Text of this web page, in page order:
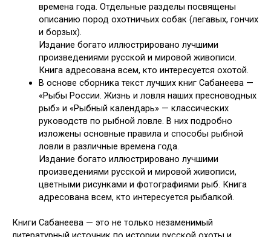
времена года. Отдельные разделы посвящены
описанию пород охотничьих собак (легавых, гончих
и борзых).
Издание богато иллюстрировано лучшими
произведениями русской и мировой живописи.
Книга адресована всем, кто интересуется охотой.
В основе сборника текст лучших книг Сабанеева —
«Рыбы России. Жизнь и ловля наших пресноводных
рыб» и «Рыбный календарь» — классических
руководств по рыбной ловле. В них подробно
изложены основные правила и способы рыбной
ловли в различные времена года.
Издание богато иллюстрировано лучшими
произведениями русской и мировой живописи,
цветными рисунками и фотографиями рыб. Книга
адресована всем, кто интересуется рыбалкой.
Книги Сабанеева — это не только незаменимый